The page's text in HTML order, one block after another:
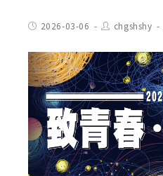
Post2026-03-06
Post
author:
chgshshy